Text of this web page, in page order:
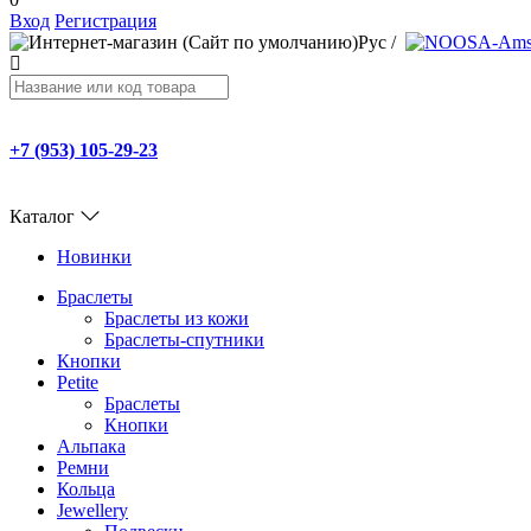
Вход Регистрация
Рус /
+7 (953) 105-29-23
Каталог
Новинки
Браслеты
Браслеты из кожи
Браслеты-спутники
Кнопки
Petite
Браслеты
Кнопки
Альпака
Ремни
Кольца
Jewellery